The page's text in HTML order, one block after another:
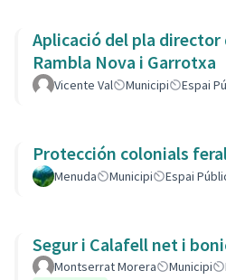
Aplicació del pla
Rambla Nova i Garrotxa
Vicente Val Municipi Espai
Protección colonials
Menuda Municipi Espai
Segur i Calafell net i
Montserrat Morera Municipi